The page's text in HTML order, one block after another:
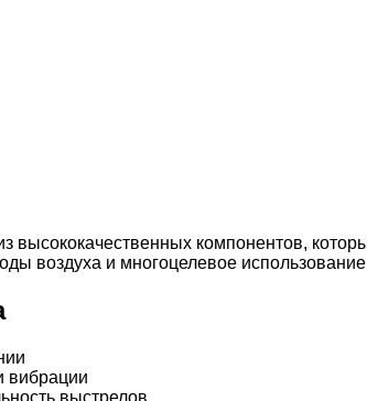
высококачественных компонентов,
воздуха и многоцелевое
вибрации
выстрелов